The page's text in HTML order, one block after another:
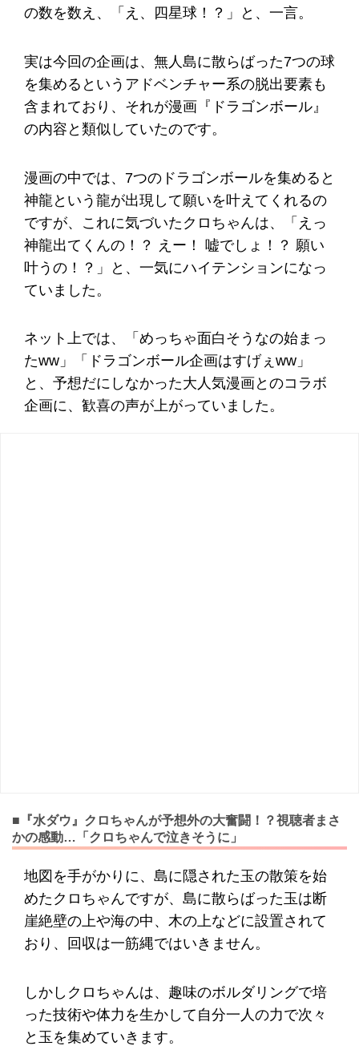
の数を数え、「え、四星球！？」と、一言。
実は今回の企画は、無人島に散らばった7つの球
を集めるというアドベンチャー系の脱出要素も
含まれており、それが漫画『ドラゴンボール』
の内容と類似していたのです。
漫画の中では、7つのドラゴンボールを集めると
神龍という龍が出現して願いを叶えてくれるの
ですが、これに気づいたクロちゃんは、「えっ
神龍出てくんの！？ えー！ 嘘でしょ！？ 願い
叶うの！？」と、一気にハイテンションになっ
ていました。
ネット上では、「めっちゃ面白そうなの始まっ
たww」「ドラゴンボール企画はすげぇww」
と、予想だにしなかった大人気漫画とのコラボ
企画に、歓喜の声が上がっていました。
■『水ダウ』クロちゃんが予想外の大奮闘！？視聴者まさ
かの感動…「クロちゃんで泣きそうに」
地図を手がかりに、島に隠された玉の散策を始
めたクロちゃんですが、島に散らばった玉は断
崖絶壁の上や海の中、木の上などに設置されて
おり、回収は一筋縄ではいきません。
しかしクロちゃんは、趣味のボルダリングで培
った技術や体力を生かして自分一人の力で次々
と玉を集めていきます。